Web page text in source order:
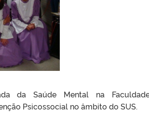
da Saúde Mental na
Psicossocial no âmbito do SUS.